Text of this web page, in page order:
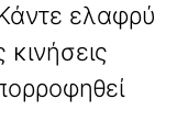
ελαφρύ